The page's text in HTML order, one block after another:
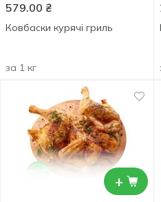
579.00 ₴
Ковбаски курячі гриль
за 1 кг
+